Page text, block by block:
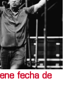
fecha de